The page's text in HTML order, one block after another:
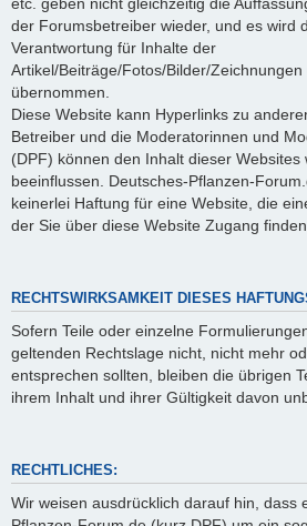
der Forumsbetreiber wieder, und es wird
Verantwortung für Inhalte der
Artikel/Beiträge/Fotos/Bilder/
übernommen.
Diese Website kann Hyperlinks zu
Betreiber und die Moderatorinnen und
(DPF) können den Inhalt dieser
beeinflussen. Deutsches-Pflanzen-
keinerlei Haftung für eine Website, die
der Sie über diese Website Zugang finden.
RECHTSWIRKSAMKEIT DIESES
Sofern Teile oder einzelne
geltenden Rechtslage nicht, nicht mehr
entsprechen sollten, bleiben die übrigen
ihrem Inhalt und ihrer Gültigkeit davon
RECHTLICHES:
Wir weisen ausdrücklich darauf hin, dass